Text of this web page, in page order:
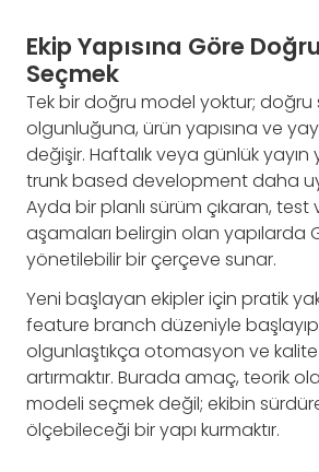
Ekip Yapısına Göre
Seçmek
Tek bir doğru model yoktur; doğru
olgunluğuna, ürün yapısına ve
değişir. Haftalık veya günlük
trunk based development daha
Ayda bir planlı sürüm çıkaran,
aşamaları belirgin olan yapılarda
yönetilebilir bir çerçeve sunar.
Yeni başlayan ekipler için pratik
feature branch düzeniyle
olgunlaştıkça otomasyon ve kalite
artırmaktır. Burada amaç, teorik
modeli seçmek değil; ekibin
ölçebileceği bir yapı kurmaktır.